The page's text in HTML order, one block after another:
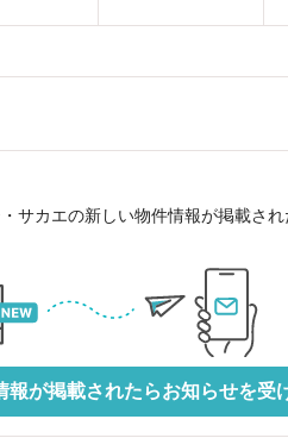
サカエの新しい物件情報が掲載さ
報が掲載されたらお知らせを受